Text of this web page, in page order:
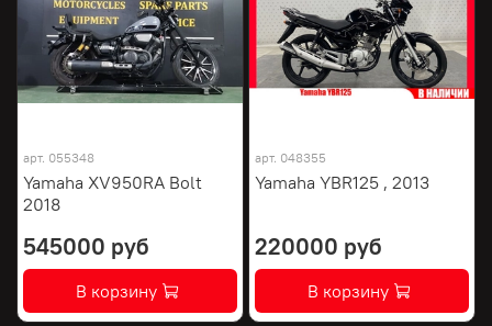
арт. 055348
Yamaha XV950RA Bolt
2018
545000 руб
В корзину
арт. 048355
Yamaha YBR125 , 2013
220000 руб
В корзину